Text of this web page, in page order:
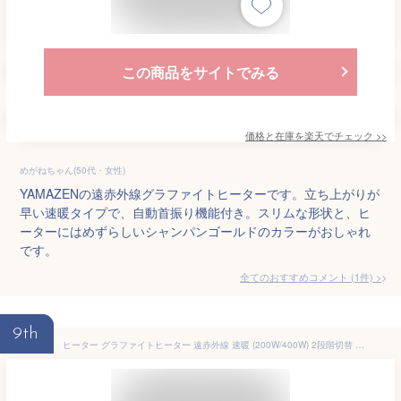
この商品をサイトでみる
価格と在庫を楽天でチェック >>
めがねちゃん(50代・女性)
YAMAZENの遠赤外線グラファイトヒーターです。立ち上がりが
早い速暖タイプで、自動首振り機能付き。スリムな形状と、ヒ
ーターにはめずらしいシャンパンゴールドのカラーがおしゃれ
です。
全てのおすすめコメント (1件) >
9th
ヒーター グラファイトヒーター 遠赤外線 速暖 (200W/400W) 2段階切替 コンパクト AEH-G408N 電気暖房 グラファイトヒーター 遠赤外線ヒーター 電気ストーブ 足元暖房 カーボンヒーター おしゃれ AEH-G407N 後継品 アラジン Aladdin 【送料無料】